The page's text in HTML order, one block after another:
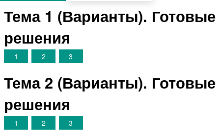
Тема 1 (Варианты). Готовые
решения
1 2 3
Тема 2 (Варианты). Готовые
решения
1 2 3